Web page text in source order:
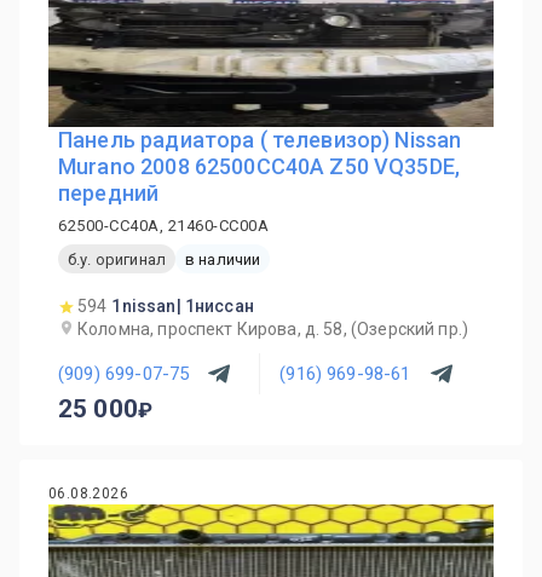
Панель радиатора ( телевизор) Nissan
Murano 2008 62500CC40A Z50 VQ35DE,
передний
62500-CC40A, 21460-CC00A
б.у. оригинал
в наличии
594 1nissan| 1ниссан
Коломна, проспект Кирова, д. 58, (Озерский пр.)
(909) 699-07-75 (916) 969-98-61
25 000
06.08.2026